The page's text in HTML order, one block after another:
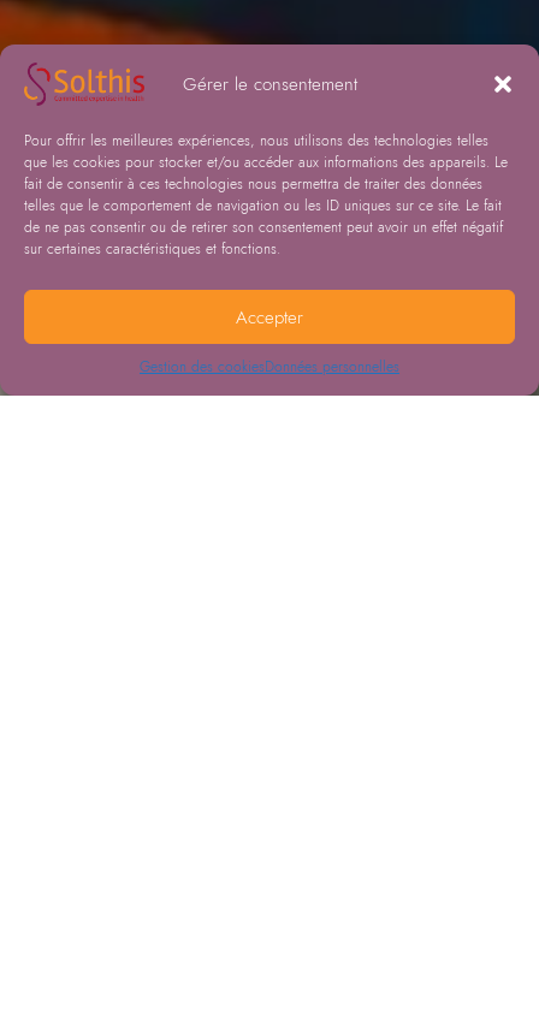
Gérer le consentement
Pour offrir les meilleures expériences, nous utilisons des technologies telles
que les cookies pour stocker et/ou accéder aux informations des appareils. Le
fait de consentir à ces technologies nous permettra de traiter des données
telles que le comportement de navigation ou les ID uniques sur ce site. Le fait
de ne pas consentir ou de retirer son consentement peut avoir un effet négatif
sur certaines caractéristiques et fonctions.
Accepter
Gestion des cookiesDonnées personnelles